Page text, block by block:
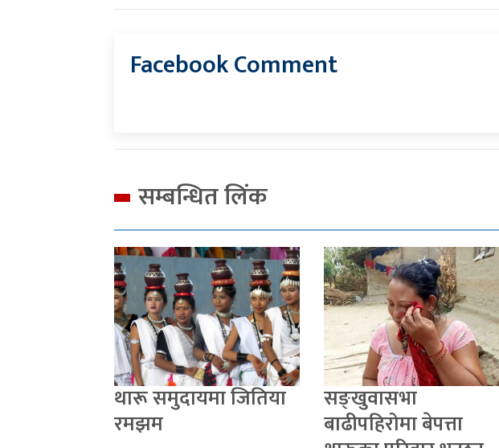
Facebook Comment
सम्बन्धित लिंक
थारू समुदायमा जितिया
रमझम
सङ्खुवासभा
बाढीपहिरोमा बेपत्ता